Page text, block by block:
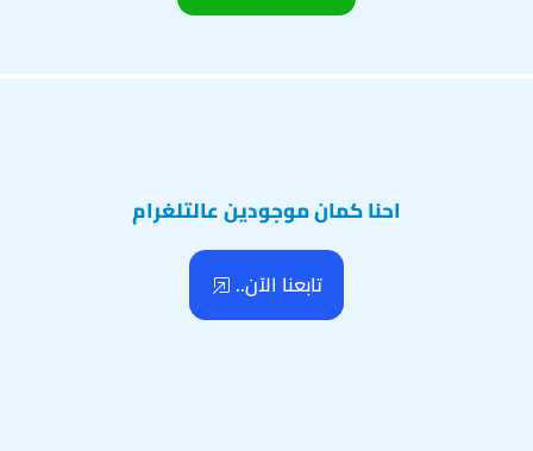
احنا كمان موجودين عالتلغرام
تابعنا الآن..